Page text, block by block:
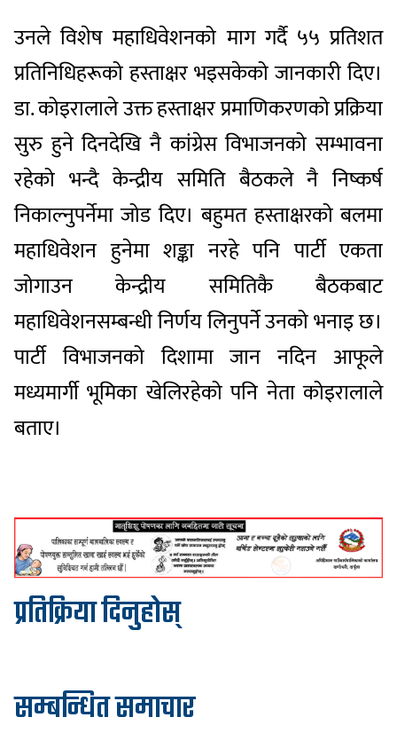
उनले विशेष महाधिवेशनको माग गर्दै ५५ प्रतिशत
प्रतिनिधिहरूको हस्ताक्षर भइसकेको जानकारी दिए।
डा. कोइरालाले उक्त हस्ताक्षर प्रमाणिकरणको प्रक्रिया
सुरु हुने दिनदेखि नै कांग्रेस विभाजनको सम्भावना
रहेको भन्दै केन्द्रीय समिति बैठकले नै निष्कर्ष
निकाल्नुपर्नेमा जोड दिए। बहुमत हस्ताक्षरको बलमा
महाधिवेशन हुनेमा शङ्का नरहे पनि पार्टी एकता
जोगाउन केन्द्रीय समितिकै बैठकबाट
महाधिवेशनसम्बन्धी निर्णय लिनुपर्ने उनको भनाइ छ।
पार्टी विभाजनको दिशामा जान नदिन आफूले
मध्यमार्गी भूमिका खेलिरहेको पनि नेता कोइरालाले
बताए।
प्रतिक्रिया दिनुहोस्
सम्बन्धित समाचार